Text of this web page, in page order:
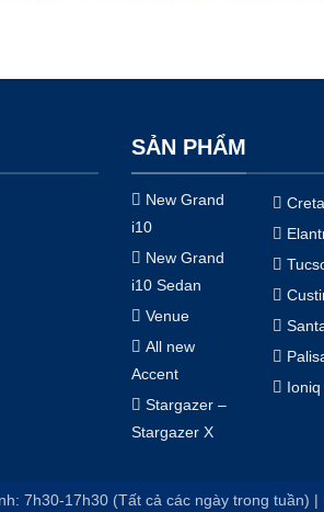
SẢN PHẨM
New Grand
i10
New Grand
i10 Sedan
Venue
All new
Accent
Stargazer –
Stargazer X
Creta
Ioniq
7h30-17h30 (Tất cả các ngày trong tuần)